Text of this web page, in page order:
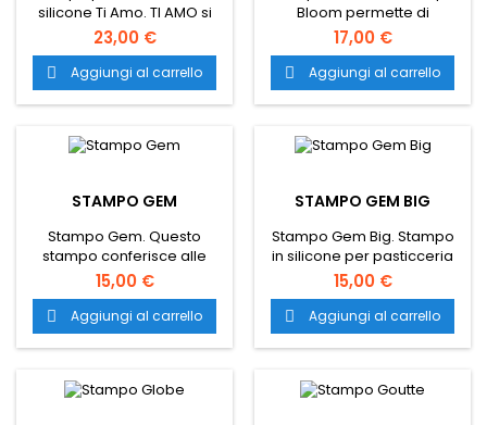
ogni morso. Il...
silicone Ti Amo. TI AMO si
contraddistingue per la sua
flessibilità e versatilità,
garantendo risultati
impeccabili sia nella
realizzazione di semifreddi
trasporto è gratuito in tutta
23,00 €
 Aggiungi al carrello
Bloom permette di
realizzare semifreddi,
mousse e preparazioni in
cotto dalla forma delicata,
piccoli nelle dimensioni ma
grandi nella bellezza. Il
Italia.
17,00 €
 Aggiungi al carrello
STAMPO GEM
Stampo Gem. Questo
stampo conferisce alle
preparazioni una
particolare forma
arrotondata alla base per
poter riprodurre delle
Gemme. Il trasporto è
15,00 €
 Aggiungi al carrello
STAMPO GEM BIG
Stampo Gem Big. Stampo
in silicone per pasticceria
per realizzare
monoporzioni a forma di
gemma dal volume di 100
ml caratterizzate da uno
stile semplice e armonioso.
tutta Italia.
15,00 €
 Aggiungi al carrello